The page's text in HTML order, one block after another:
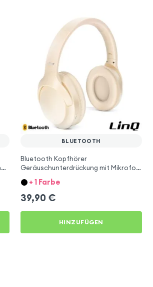
BLUETOOTH
Bluetooth Kopfhörer
Geräuschunterdrückung mit Mikrofon
LinQ Beige
+ 1 Farbe
39,90 €
HINZUFÜGEN